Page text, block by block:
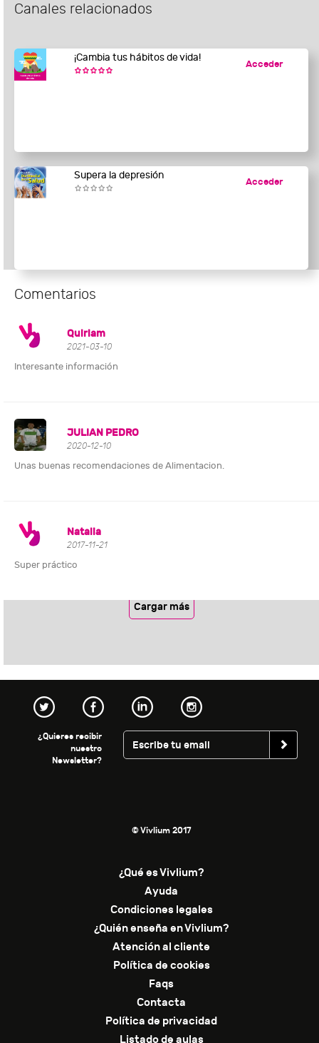
Canales relacionados
¡Cambia tus hábitos de vida!
Acceder
Supera la depresión
Acceder
Comentarios
Quiriam
2021-03-10
Interesante información
JULIAN PEDRO
2020-12-10
Unas buenas recomendaciones de Alimentacion.
Natalia
2017-11-21
Super práctico
Cargar más
¿Quieres recibir
nuestro
Newsletter?
© Vivlium 2017
¿Qué es Vivlium?
Ayuda
Condiciones legales
¿Quién enseña en Vivlium?
Atención al cliente
Política de cookies
Faqs
Contacta
Política de privacidad
Listado de aulas